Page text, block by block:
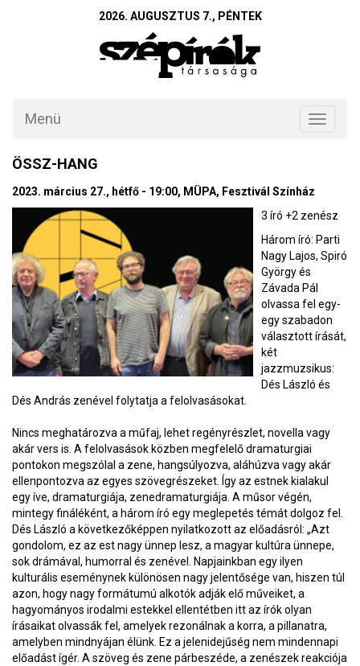
2026. AUGUSZTUS 7., PÉNTEK
Toggle
Menü
ÖSSZ-HANG
2023. március 27., hétfő - 19:00, MÜPA, Fesztivál Színház
3 író +2 zenész
Három író: Parti
Nagy Lajos, Spiró
György és
Závada Pál
olvassa fel egy-
egy szabadon
választott írását,
két
jazzmuzsikus:
Dés László és
Dés András zenével folytatja a felolvasásokat.
Nincs meghatározva a műfaj, lehet regényrészlet, novella vagy
akár vers is. A felolvasások közben megfelelő dramaturgiai
pontokon megszólal a zene, hangsúlyozva, aláhúzva vagy akár
ellenpontozva az egyes szövegrészeket. Így az estnek kialakul
egy íve, dramaturgiája, zenedramaturgiája. A műsor végén,
mintegy fináléként, a három író egy meglepetés témát dolgoz fel.
Dés László a következőképpen nyilatkozott az előadásról: „Azt
gondolom, ez az est nagy ünnep lesz, a magyar kultúra ünnepe,
sok drámával, humorral és zenével. Napjainkban egy ilyen
kulturális eseménynek különösen nagy jelentősége van, hiszen túl
azon, hogy nagy formátumú alkotók adják elő műveiket, a
hagyományos irodalmi estekkel ellentétben itt az írók olyan
írásaikat olvassák fel, amelyek rezonálnak a korra, a pillanatra,
amelyben mindnyájan élünk. Ez a jelenidejűség nem mindennapi
előadást ígér. A szöveg és zene párbeszéde, a zenészek reakciója